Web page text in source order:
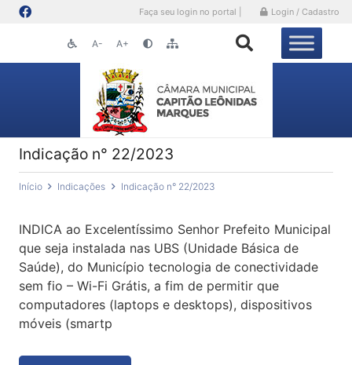
Faça seu login no portal | Login / Cadastro
A- A+
Indicação n° 22/2023
Início Indicações Indicação n° 22/2023
INDICA ao Excelentíssimo Senhor Prefeito Municipal
que seja instalada nas UBS (Unidade Básica de
Saúde), do Município tecnologia de conectividade
sem fio – Wi-Fi Grátis, a fim de permitir que
computadores (laptops e desktops), dispositivos
móveis (smartp